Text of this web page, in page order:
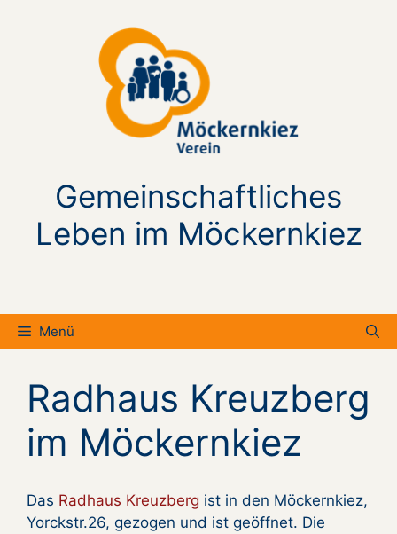
Gemeinschaftliches
Leben im Möckernkiez
Menü
Radhaus Kreuzberg
im Möckernkiez
Das Radhaus Kreuzberg ist in den Möckernkiez,
Yorckstr.26, gezogen und ist geöffnet. Die